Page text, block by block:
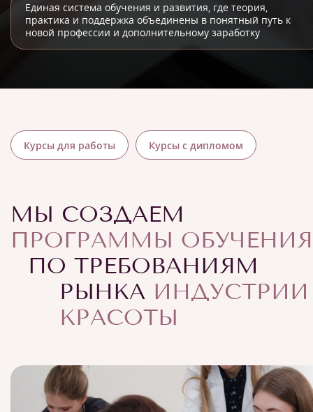
Единая система обучения и развития, где теория,
практика и поддержка объединены в понятный путь к
новой профессии и дополнительному заработку
Курсы для работы Курсы с дипломом
МЫ СОЗДАЕМ
ПРОГРАММЫ ОБУЧЕНИЯ
ПО ТРЕБОВАНИЯМ
РЫНКА ИНДУСТРИИ
КРАСОТЫ